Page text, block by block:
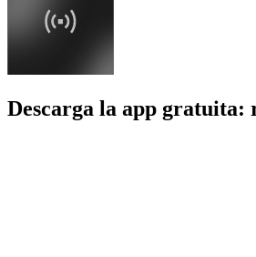
Descarga la app gratuita: